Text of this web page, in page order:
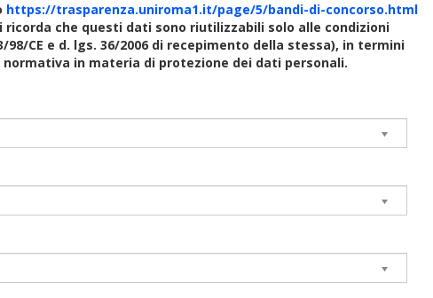
https://trasparenza.uniroma1.it/page/5/bandi-di-concorso.html
ricorda che questi dati sono riutilizzabili solo alle condizioni
CE e d. lgs. 36/2006 di recepimento della stessa), in termini
in materia di protezione dei dati personali.